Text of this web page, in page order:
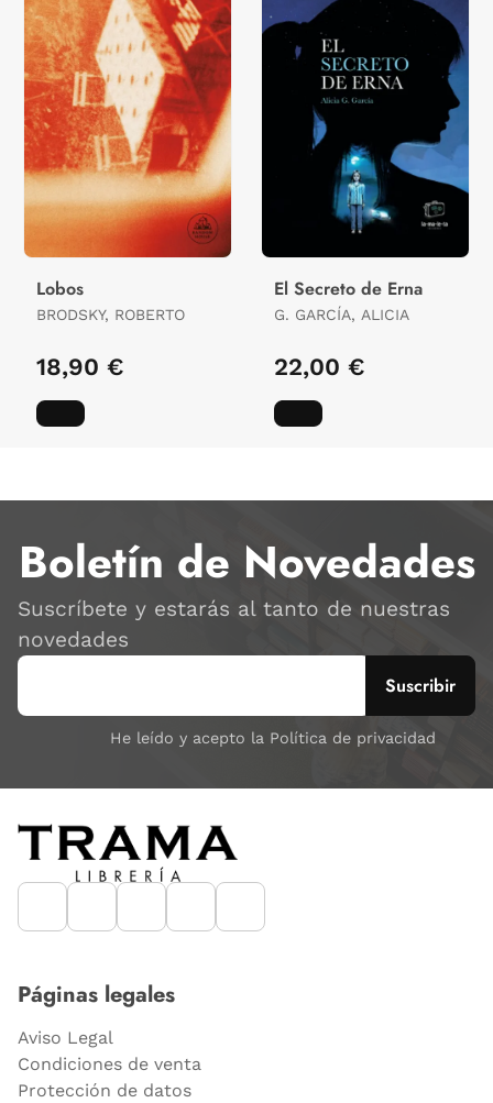
Lobos
BRODSKY, ROBERTO
18,90 €
El Secreto de Erna
G. GARCÍA, ALICIA
22,00 €
Boletín de Novedades
Suscríbete y estarás al tanto de nuestras
novedades
He leído y acepto la Política de privacidad
Páginas legales
Aviso Legal
Condiciones de venta
Protección de datos